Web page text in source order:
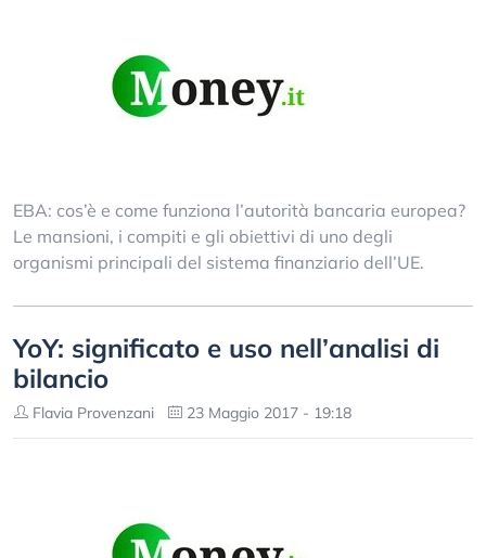
EBA: cos’è e come funziona l’autorità bancaria europea?
Le mansioni, i compiti e gli obiettivi di uno degli
organismi principali del sistema finanziario dell’UE.
YoY: significato e uso nell’analisi di
bilancio
Flavia Provenzani 23 Maggio 2017 - 19:18